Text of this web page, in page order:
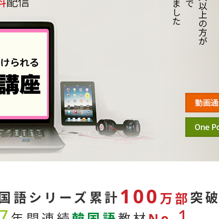
語シリーズ累計100万部突